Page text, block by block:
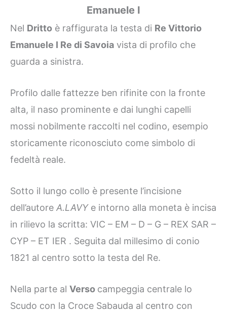
Emanuele I
Nel Dritto è raffigurata la testa di Re Vittorio
Emanuele I Re di Savoia vista di profilo che
guarda a sinistra.
Profilo dalle fattezze ben rifinite con la fronte
alta, il naso prominente e dai lunghi capelli
mossi nobilmente raccolti nel codino, esempio
storicamente riconosciuto come simbolo di
fedeltà reale.
Sotto il lungo collo è presente l’incisione
dell’autore A.LAVY e intorno alla moneta è incisa
in rilievo la scritta: VIC – EM – D – G – REX SAR –
CYP – ET IER . Seguita dal millesimo di conio
1821 al centro sotto la testa del Re.
Nella parte al Verso campeggia centrale lo
Scudo con la Croce Sabauda al centro con